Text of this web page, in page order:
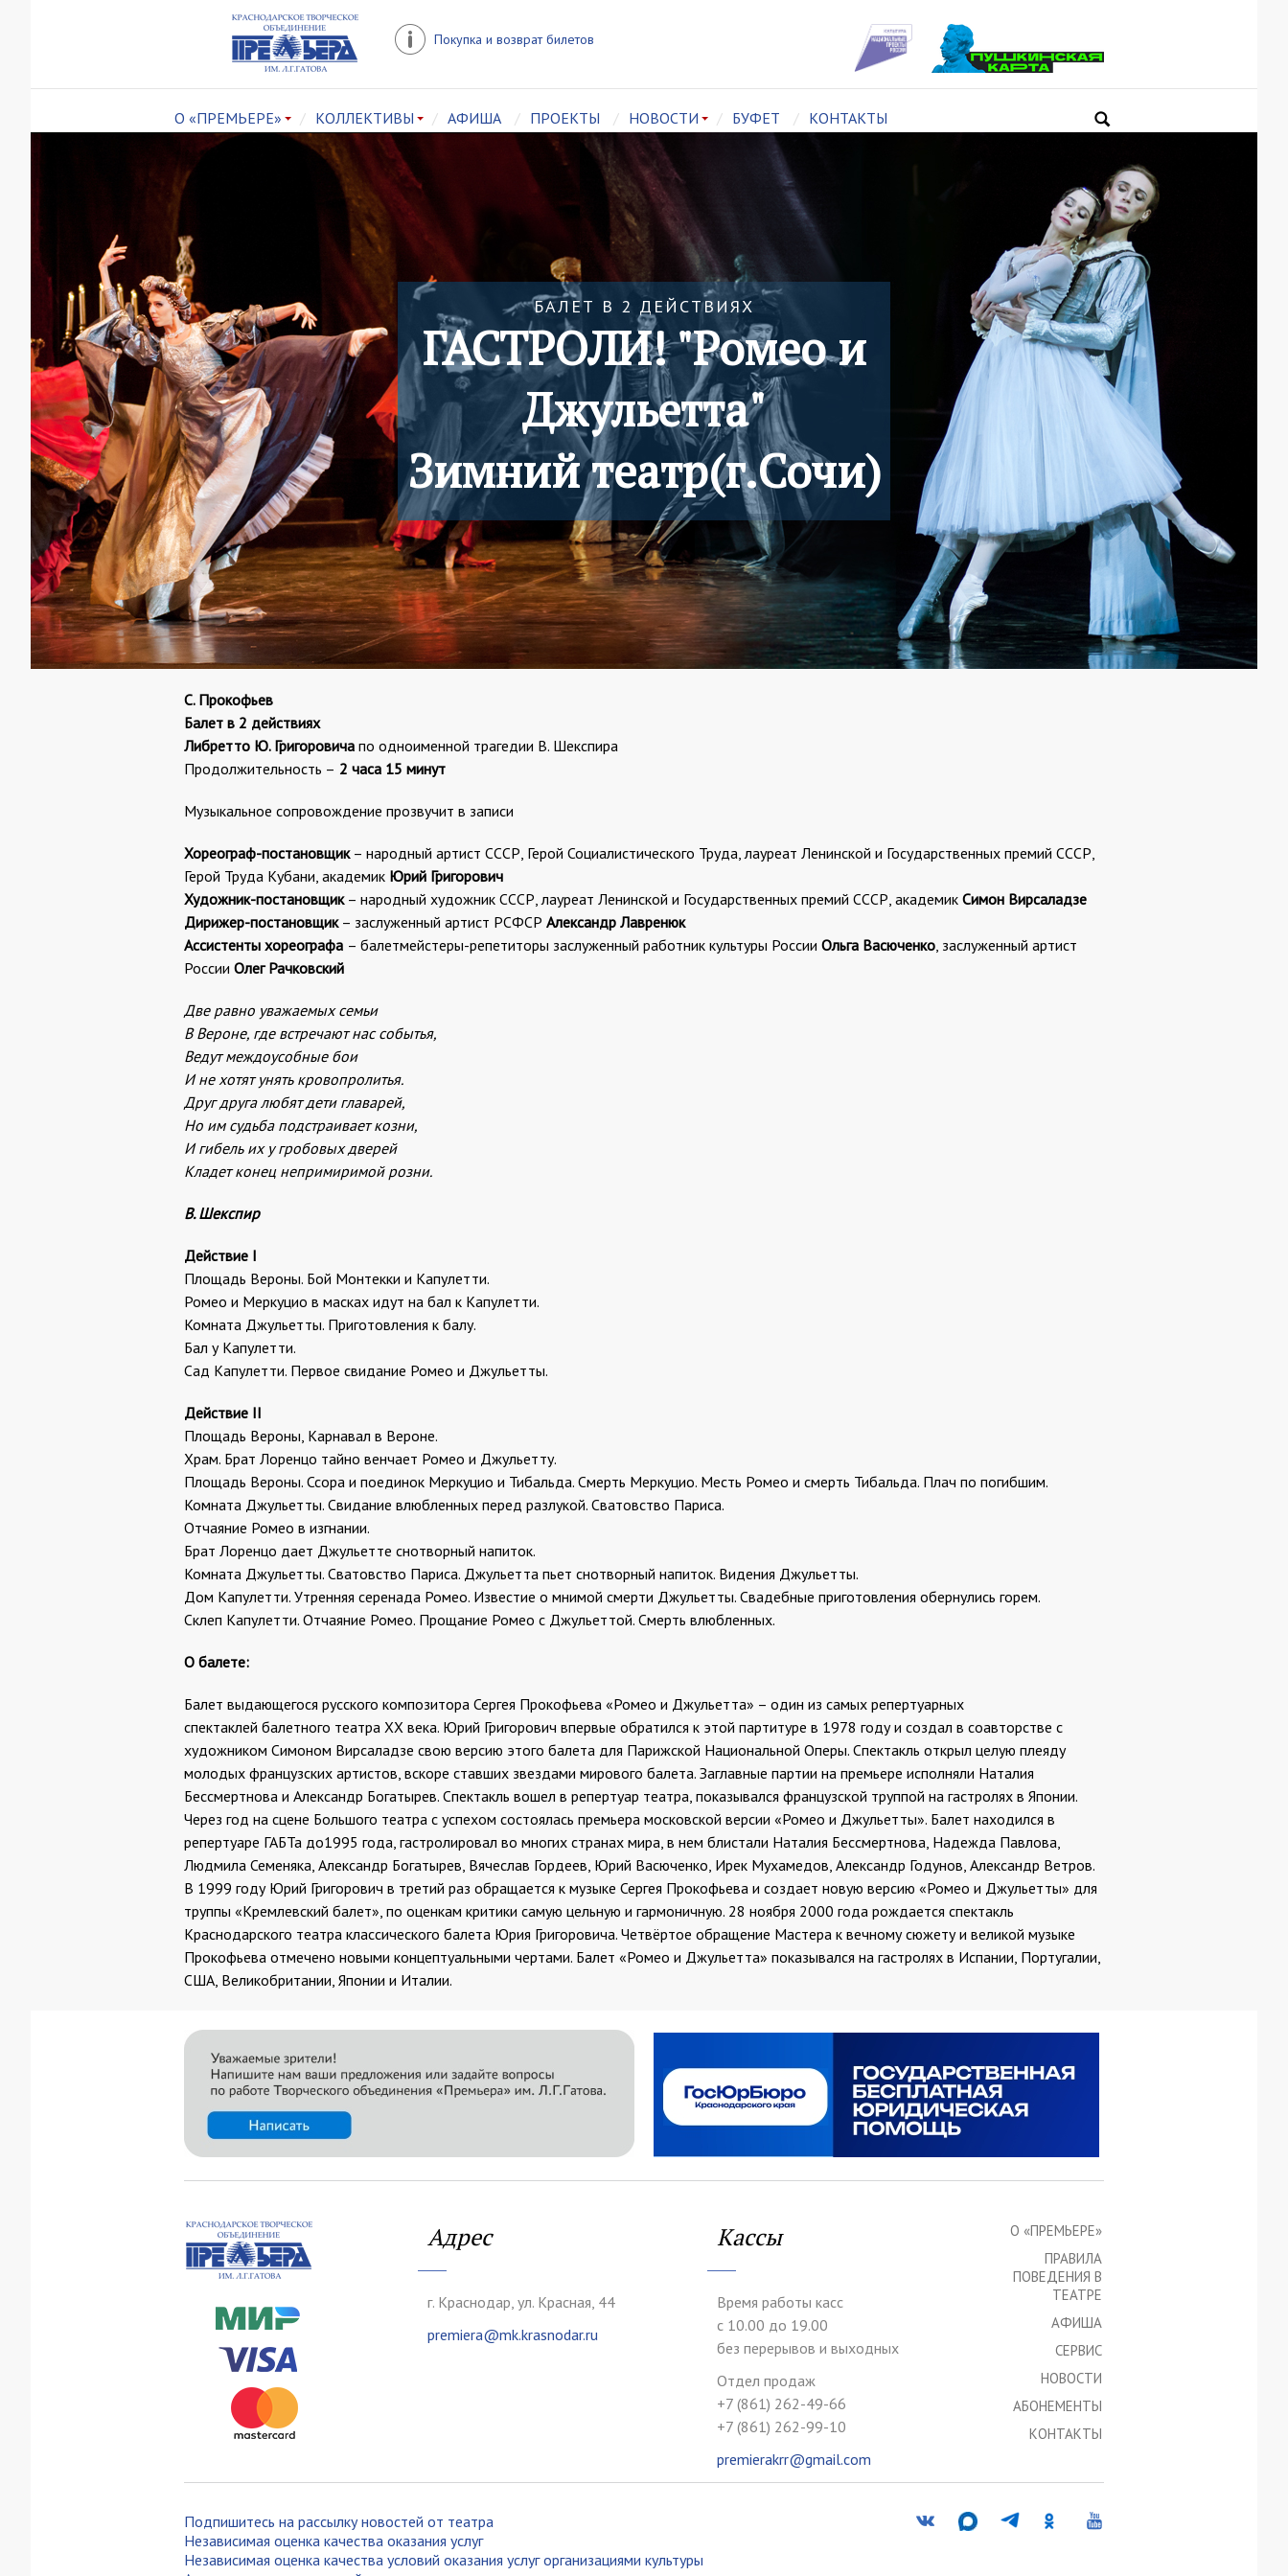
Покупка и возврат билетов
О «ПРЕМЬЕРЕ» КОЛЛЕКТИВЫ АФИША ПРОЕКТЫ НОВОСТИ БУФЕТ КОНТАКТЫ
БАЛЕТ В 2 ДЕЙСТВИЯХ
ГАСТРОЛИ! "Ромео и
Джульетта"
Зимний театр(г.Сочи)
С. Прокофьев
Балет в 2 действиях
Либретто Ю. Григоровича по одноименной трагедии В. Шекспира
Продолжительность – 2 часа 15 минут
Музыкальное сопровождение прозвучит в записи
Хореограф-постановщик– народный артист СССР, Герой Социалистического Труда, лауреат Ленинской и Государственных премий СССР,
Герой Труда Кубани, академик Юрий Григорович
Художник-постановщик– народный художник СССР, лауреат Ленинской и Государственных премий СССР, академик Симон Вирсаладзе
Дирижер-постановщик– заслуженный артист РСФСР Александр Лавренюк
Ассистенты хореографа – балетмейстеры-репетиторы заслуженный работник культуры России Ольга Васюченко, заслуженный артист
России Олег Рачковский
Две равно уважаемых семьи
В Вероне, где встречают нас событья,
Ведут междоусобные бои
И не хотят унять кровопролитья.
Друг друга любят дети главарей,
Но им судьба подстраивает козни,
И гибель их у гробовых дверей
Кладет конец непримиримой розни.
В. Шекспир
Действие I
Площадь Вероны. Бой Монтекки и Капулетти.
Ромео и Меркуцио в масках идут на бал к Капулетти.
Комната Джульетты. Приготовления к балу.
Бал у Капулетти.
Сад Капулетти. Первое свидание Ромео и Джульетты.
Действие II
Площадь Вероны, Карнавал в Вероне.
Храм. Брат Лоренцо тайно венчает Ромео и Джульетту.
Площадь Вероны. Ссора и поединок Меркуцио и Тибальда. Смерть Меркуцио. Месть Ромео и смерть Тибальда. Плач по погибшим.
Комната Джульетты. Свидание влюбленных перед разлукой. Сватовство Париса.
Отчаяние Ромео в изгнании.
Брат Лоренцо дает Джульетте снотворный напиток.
Комната Джульетты. Сватовство Париса. Джульетта пьет снотворный напиток. Видения Джульетты.
Дом Капулетти. Утренняя серенада Ромео. Известие о мнимой смерти Джульетты. Свадебные приготовления обернулись горем.
Склеп Капулетти. Отчаяние Ромео. Прощание Ромео с Джульеттой. Смерть влюбленных.
О балете:
Балет выдающегося русского композитора Сергея Прокофьева «Ромео и Джульетта» – один из самых репертуарных
спектаклей балетного театра ХХ века. Юрий Григорович впервые обратился к этой партитуре в 1978 году и создал в соавторстве с
художником Симоном Вирсаладзе свою версию этого балета для Парижской Национальной Оперы. Спектакль открыл целую плеяду
молодых французских артистов, вскоре ставших звездами мирового балета. Заглавные партии на премьере исполняли Наталия
Бессмертнова и Александр Богатырев. Спектакль вошел в репертуар театра, показывался французской труппой на гастролях в Японии.
Через год на сцене Большого театра с успехом состоялась премьера московской версии «Ромео и Джульетты». Балет находился в
репертуаре ГАБТа до1995 года, гастролировал во многих странах мира, в нем блистали Наталия Бессмертнова, Надежда Павлова,
Людмила Семеняка, Александр Богатырев, Вячеслав Гордеев, Юрий Васюченко, Ирек Мухамедов, Александр Годунов, Александр Ветров.
В 1999 году Юрий Григорович в третий раз обращается к музыке Сергея Прокофьева и создает новую версию «Ромео и Джульетты» для
труппы «Кремлевский балет», по оценкам критики самую цельную и гармоничную. 28 ноября 2000 года рождается спектакль
Краснодарского театра классического балета Юрия Григоровича. Четвёртое обращение Мастера к вечному сюжету и великой музыке
Прокофьева отмечено новыми концептуальными чертами. Балет «Ромео и Джульетта» показывался на гастролях в Испании, Португалии,
США, Великобритании, Японии и Италии.
Адрес
г. Краснодар, ул. Красная, 44
premiera@mk.krasnodar.ru
Кассы
Время работы касс
с 10.00 до 19.00
без перерывов и выходных
Отдел продаж
+7 (861) 262-49-66
+7 (861) 262-99-10
premierakrr@gmail.com
О «ПРЕМЬЕРЕ»
ПРАВИЛА
ПОВЕДЕНИЯ В
ТЕАТРЕ
АФИША
СЕРВИС
НОВОСТИ
АБОНЕМЕНТЫ
КОНТАКТЫ
Подпишитесь на рассылку новостей от театра
Независимая оценка качества оказания услуг
Независимая оценка качества условий оказания услуг организациями культуры